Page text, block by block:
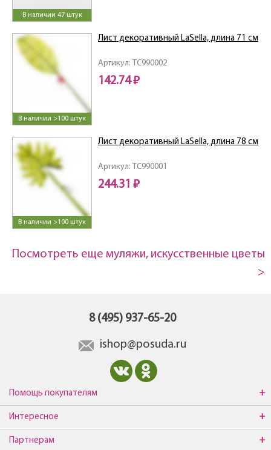
В наличии 47 штук
В наличии >100 штук
Артикул: TC990002
Лист декоративный LaSella, длина 71 см
142.74 ₽
В наличии >100 штук
Артикул: TC990001
Лист декоративный LaSella, длина 78 см
244.31 ₽
Посмотреть еще муляжи, искусственные цветы
>
8 (495) 937-65-20
ishop@posuda.ru
Помощь покупателям
Интересное
Партнерам